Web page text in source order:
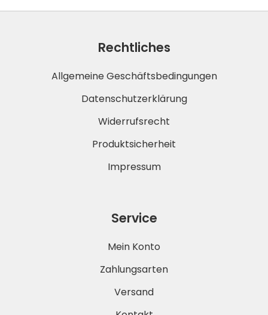
Rechtliches
Allgemeine Geschäftsbedingungen
Datenschutzerklärung
Widerrufsrecht
Produktsicherheit
Impressum
Service
Mein Konto
Zahlungsarten
Versand